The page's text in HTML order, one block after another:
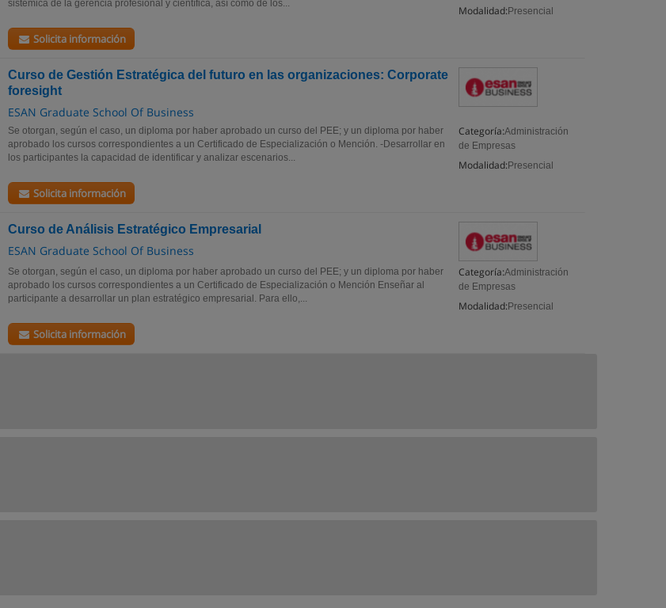
Modalidad: Presencial
sistémica de la gerencia profesional y científica, así como de los...
Solicita información
Curso de Gestión Estratégica del futuro en las organizaciones: Corporate
foresight
ESAN Graduate School Of Business
Categoría:Administración
de Empresas
Modalidad: Presencial
Se otorgan, según el caso, un diploma por haber aprobado un curso del PEE; y un diploma por haber
aprobado los cursos correspondientes a un Certificado de Especialización o Mención. -Desarrollar en
los participantes la capacidad de identificar y analizar escenarios...
Solicita información
Curso de Análisis Estratégico Empresarial
ESAN Graduate School Of Business
Categoría:Administración
de Empresas
Modalidad: Presencial
Se otorgan, según el caso, un diploma por haber aprobado un curso del PEE; y un diploma por haber
aprobado los cursos correspondientes a un Certificado de Especialización o Mención Enseñar al
participante a desarrollar un plan estratégico empresarial. Para ello,...
Solicita información